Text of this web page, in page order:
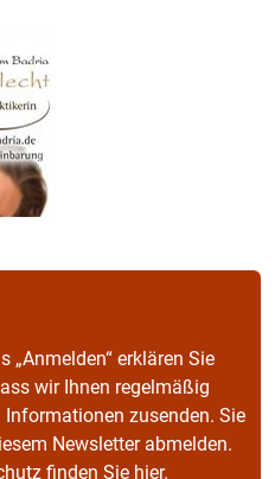
„Anmelden“ erklären Sie
wir Ihnen regelmäßig
zusenden. Sie
Newsletter abmelden.
finden Sie hier.